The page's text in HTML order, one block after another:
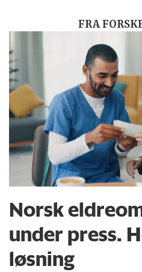
FRA
Norsk
under press.
løsning